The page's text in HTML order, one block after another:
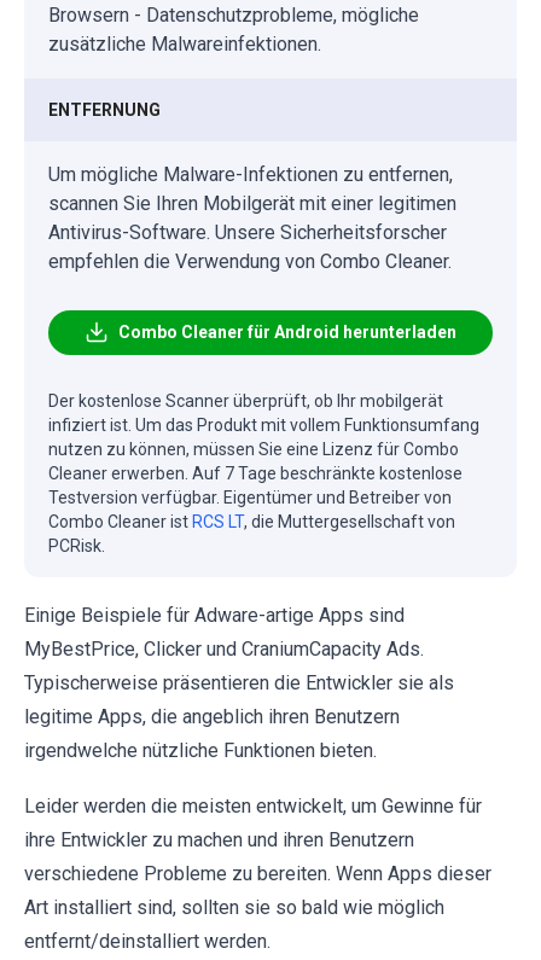
Browsern - Datenschutzprobleme, mögliche
zusätzliche Malwareinfektionen.
ENTFERNUNG
Um mögliche Malware-Infektionen zu entfernen,
scannen Sie Ihren Mobilgerät mit einer legitimen
Antivirus-Software. Unsere Sicherheitsforscher
empfehlen die Verwendung von Combo Cleaner.
Combo Cleaner für Android herunterladen
Der kostenlose Scanner überprüft, ob Ihr mobilgerät
infiziert ist. Um das Produkt mit vollem Funktionsumfang
nutzen zu können, müssen Sie eine Lizenz für Combo
Cleaner erwerben. Auf 7 Tage beschränkte kostenlose
Testversion verfügbar. Eigentümer und Betreiber von
Combo Cleaner ist RCS LT, die Muttergesellschaft von
PCRisk.
Einige Beispiele für Adware-artige Apps sind
MyBestPrice, Clicker und CraniumCapacity Ads.
Typischerweise präsentieren die Entwickler sie als
legitime Apps, die angeblich ihren Benutzern
irgendwelche nützliche Funktionen bieten.
Leider werden die meisten entwickelt, um Gewinne für
ihre Entwickler zu machen und ihren Benutzern
verschiedene Probleme zu bereiten. Wenn Apps dieser
Art installiert sind, sollten sie so bald wie möglich
entfernt/deinstalliert werden.